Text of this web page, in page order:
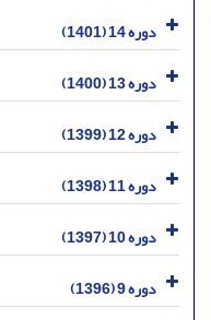
دوره 14 (1401)
دوره 13 (1400)
دوره 12 (1399)
دوره 11 (1398)
دوره 10 (1397)
دوره 9 (1396)